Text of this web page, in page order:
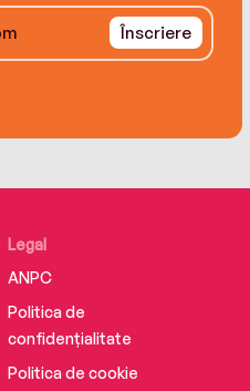
Înscriere
Legal
ANPC
Politica de
confidențialitate
Politica de cookie